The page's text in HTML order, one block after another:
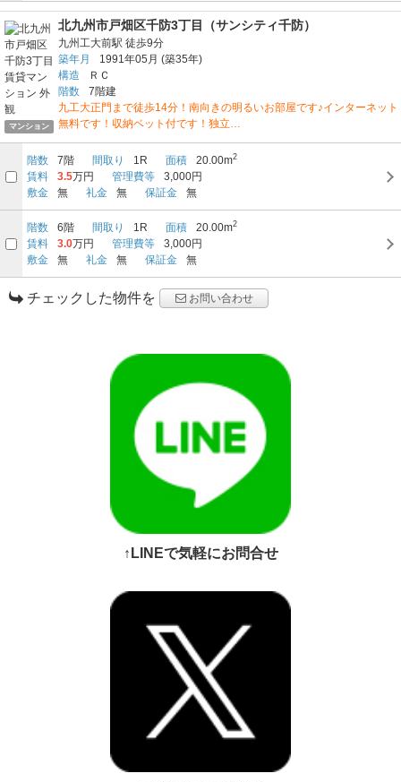
マンション
北九州市戸畑区千防3丁目（サンシティ千防）
九州工大前駅 徒歩9分
築年月
1991年05月 (築35年)
構造
ＲＣ
階数
7階建
九工大正門まで徒歩14分！南向きの明るいお部屋です♪インターネット
無料です！収納ベット付です！独立…
階数 7階 間取り 1R 面積 20.00m2
賃料 3.5万円 管理費等
3,000円
敷金
無 礼金 無 保証金 無
階数 6階 間取り 1R 面積 20.00m2
賃料 3.0万円 管理費等
3,000円
敷金
無 礼金 無 保証金 無
チェックした物件を お問い合わせ
↑LINEで気軽にお問合せ